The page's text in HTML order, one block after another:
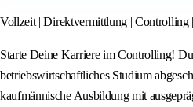
Vollzeit | Direktvermittlung | Controlling
Starte Deine Karriere im Controlling!
betriebswirtschaftliches Studium
kaufmännische Ausbildung mit